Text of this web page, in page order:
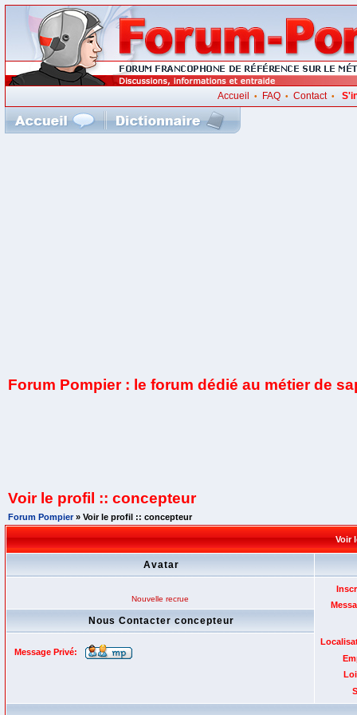
Accueil • FAQ •Contact•
Forum Pompier : le forum dédié au métier de
Voir le profil :: concepteur
Forum Pompier» Voir le profil :: concepteur
Voir
Avatar
Nouvelle recrue
Nous Contacter concepteur
Message Privé: